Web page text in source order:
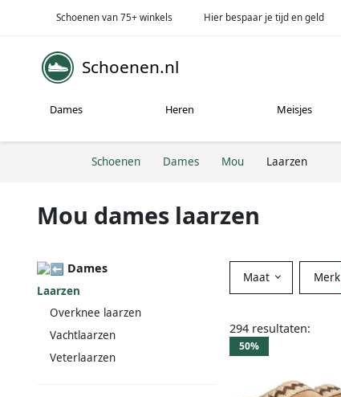
Schoenen van 75+ winkels Hier bespaar je tijd en geld
Schoenen.nl
Dames Heren Meisjes
Schoenen Dames Mou Laarzen
Mou dames laarzen
Dames
Laarzen
Overknee laarzen
Vachtlaarzen
Veterlaarzen
Maat Merk
294 resultaten:
50%